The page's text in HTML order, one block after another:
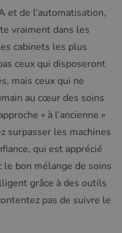
et de l’automatisation,
vraiment dans les
cabinets les plus
ceux qui disposeront
mais ceux qui ne
au cœur des soins
« à l’ancienne »
surpasser les machines
qui est apprécié
bon mélange de soins
grâce à des outils
pas de suivre le